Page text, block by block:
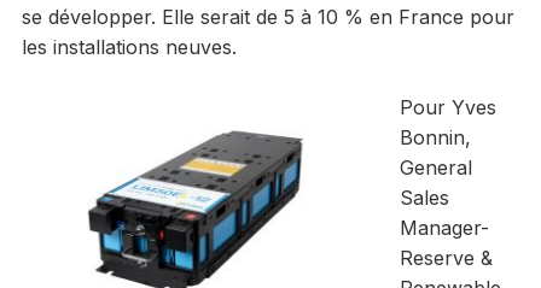
se développer. Elle serait de 5 à 10 % en France pour
les installations neuves.
Pour Yves
Bonnin,
General
Sales
Manager-
Reserve &